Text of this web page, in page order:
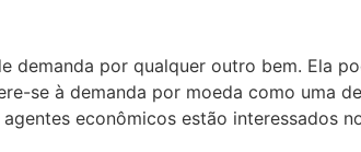
demanda por qualquer outro bem. Ela
se à demanda por moeda como uma
econômicos estão interessados